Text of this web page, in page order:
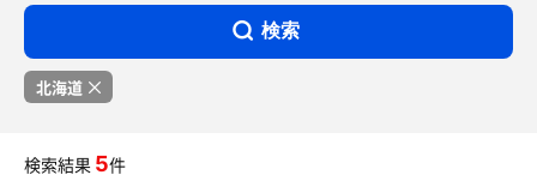
検索
北海道
検索結果 5件